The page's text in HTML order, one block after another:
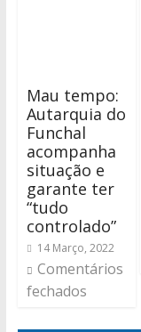
Mau tempo:
Autarquia do
Funchal
acompanha
situação e
garante ter
“tudo
controlado”
14 Março, 2022
Comentários
fechados